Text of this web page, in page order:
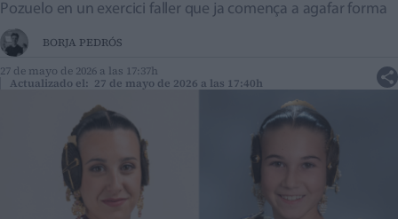
Pozuelo en un exercici faller que ja comença a agafar forma
BORJA PEDRÓS
27 de mayo de 2026 a las 17:37h
Actualizado el: 27 de mayo de 2026 a las 17:40h